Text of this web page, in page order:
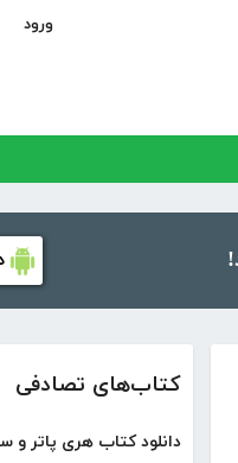
ورود
کتاب‌های تصادفی
دانلود کتاب هری پاتر و